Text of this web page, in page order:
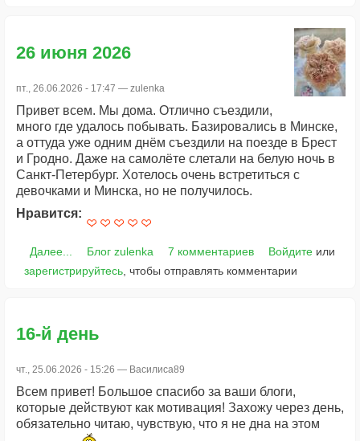
26 июня 2026
пт., 26.06.2026 - 17:47 — zulenka
Привет всем. Мы дома. Отлично съездили,
много где удалось побывать. Базировались в Минске,
а оттуда уже одним днём съездили на поезде в Брест
и Гродно. Даже на самолёте слетали на белую ночь в
Санкт-Петербург. Хотелось очень встретиться с
девочками и Минска, но не получилось.
Нравится:
Далее... Блог zulenka 7 комментариев Войдитеили
зарегистрируйтесь , чтобы отправлять комментарии
16-й день
чт., 25.06.2026 - 15:26 — Василиса89
Всем привет! Большое спасибо за ваши блоги,
которые действуют как мотивация! Захожу через день,
обязательно читаю, чувствую, что я не дна на этом